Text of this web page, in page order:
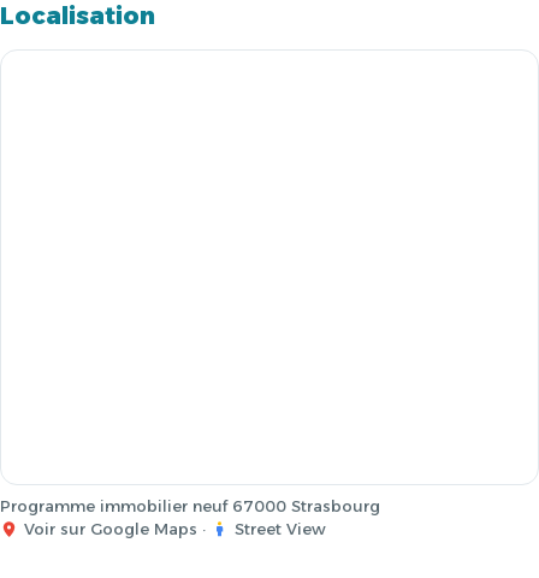
Localisation
Programme immobilier neuf 67000 Strasbourg
Voir sur Google Maps · Street View